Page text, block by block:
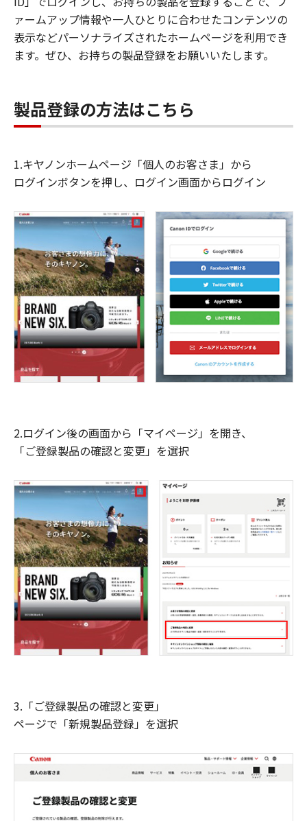
ァームアップ情報や一人ひとりに合わせたコンテンツの
表示などパーソナライズされたホームページを利用でき
ます。ぜひ、お持ちの製品登録をお願いいたします。
製品登録の方法はこちら
1.キヤノンホームページ「個人のお客さま」から
ログインボタンを押し、ログイン画面からログイン
2.ログイン後の画面から「マイページ」を開き、
「ご登録製品の確認と変更」を選択
3.「ご登録製品の確認と変更」
ページで「新規製品登録」を選択